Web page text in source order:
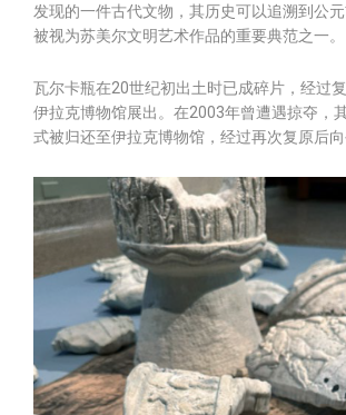
发现的一件古代文物，其历史可以追溯到公
被视为苏美尔文明艺术作品的重要典范之一。
瓦尔卡瓶在20世纪初出土时已成碎片，经过
伊拉克博物馆展出。在2003年曾遭遇掠夺，
式被归还至伊拉克博物馆，经过再次复原后向